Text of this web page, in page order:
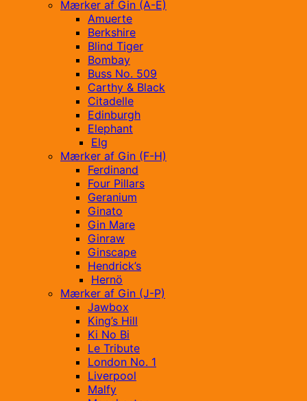
Mærker af Gin (A-E)
Amuerte
Berkshire
Blind Tiger
Bombay
Buss No. 509
Carthy & Black
Citadelle
Edinburgh
Elephant
Elg
Mærker af Gin (F-H)
Ferdinand
Four Pillars
Geranium
Ginato
Gin Mare
Ginraw
Ginscape
Hendrick’s
Hernö
Mærker af Gin (J-P)
Jawbox
King’s Hill
Ki No Bi
Le Tribute
London No. 1
Liverpool
Malfy